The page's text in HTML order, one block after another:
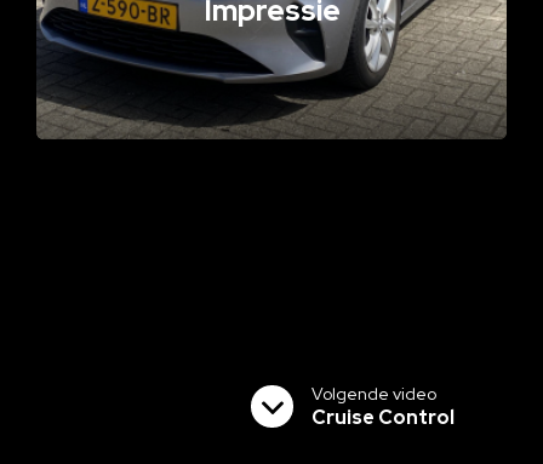
Impressie
Volgende video
Cruise Control